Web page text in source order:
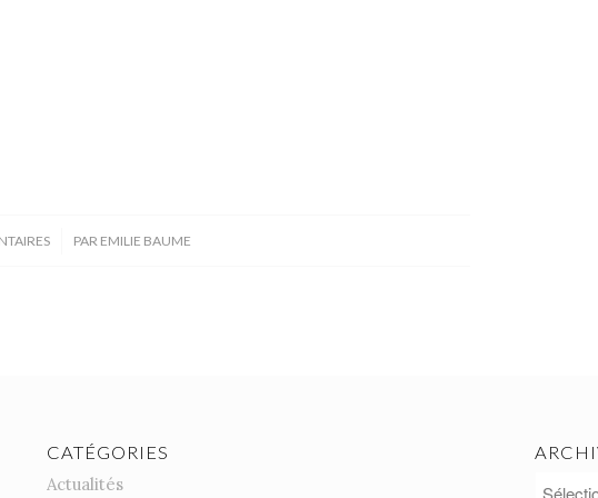
PAR EMILIE BAUME
CATÉGORIES
Actualités